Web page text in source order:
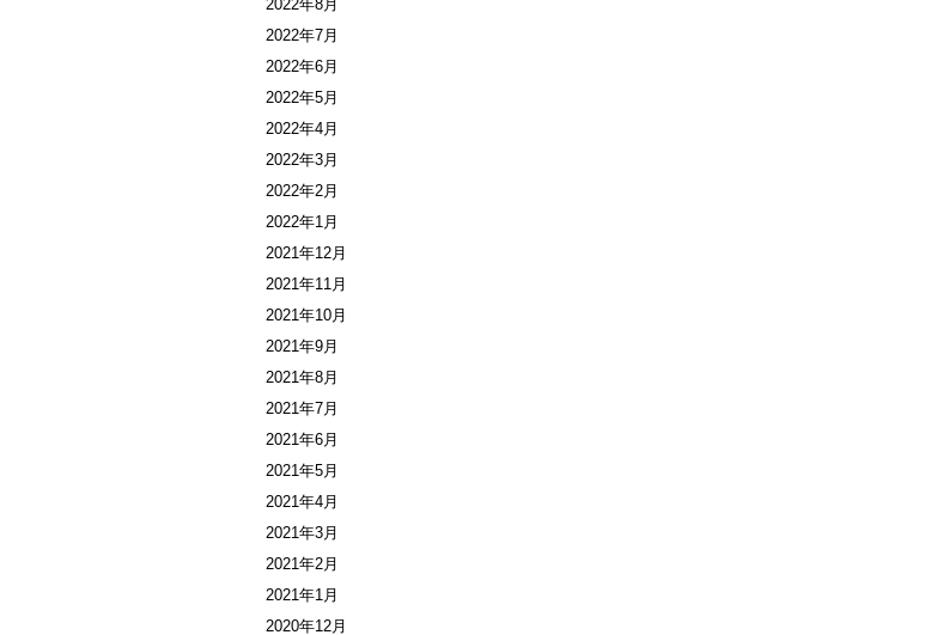
2022年8月
2022年7月
2022年6月
2022年5月
2022年4月
2022年3月
2022年2月
2022年1月
2021年12月
2021年11月
2021年10月
2021年9月
2021年8月
2021年7月
2021年6月
2021年5月
2021年4月
2021年3月
2021年2月
2021年1月
2020年12月